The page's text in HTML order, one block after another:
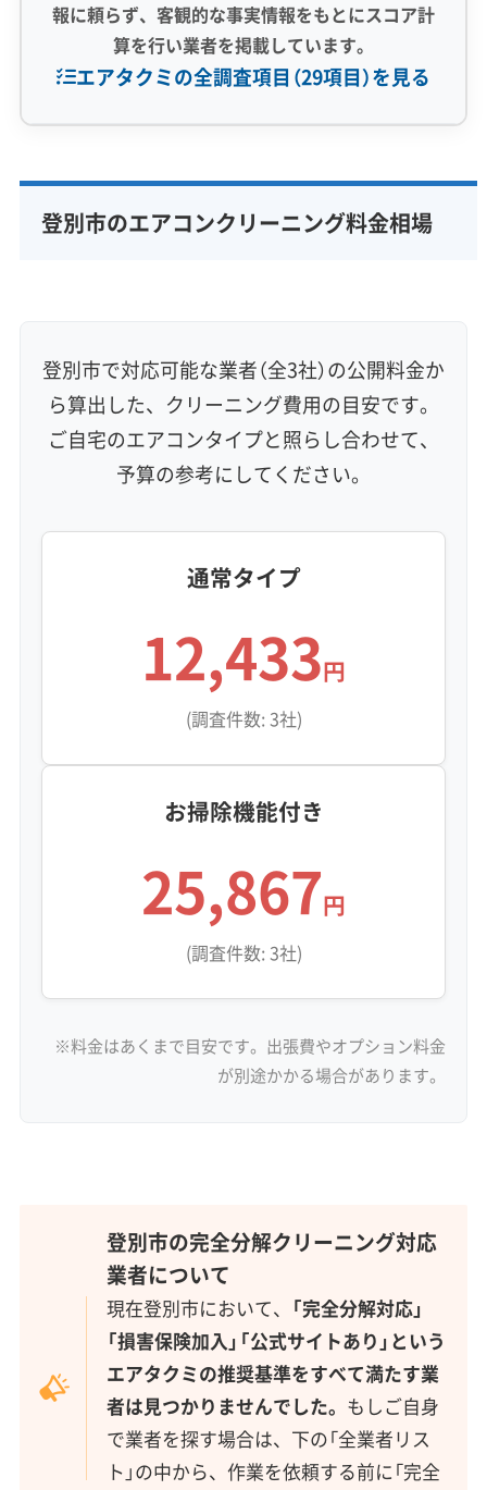
報に頼らず、客観的な事実情報をもとにスコア計
算を行い業者を掲載しています。
エアタクミの全調査項目（29項目）を見る
完全分解洗浄 部分クリーニング
実績10年以上
保証付き アフターフォロー
女性スタッフ在籍
エコ洗剤使用
アレルギー対策
ハウスダスト除去
利便性・サービス (12)
当日予約可能
即日対応可能 24時間対応
土日祝日対応
防カビ・抗菌 消臭処理
※項目にカーソルを合わせると詳細な説明が表示されます。
登別市のエアコンクリーニング料金相場
登別市で対応可能な業者（全3社）の公開料金か
ら算出した、クリーニング費用の目安です。
ご自宅のエアコンタイプと照らし合わせて、
予算の参考にしてください。
通常タイプ
12,433円
(調査件数: 3社)
お掃除機能付き
25,867円
(調査件数: 3社)
※料金はあくまで目安です。出張費やオプション料金
が別途かかる場合があります。
登別市の完全分解クリーニング対応
業者について
現在登別市において、 「完全分解対応」
「損害保険加入」「公式サイトあり」という
エアタクミの推奨基準をすべて満たす業
者は見つかりませんでした。 もしご自身
で業者を探す場合は、下の「全業者リス
ト」の中から、作業を依頼する前に「完全